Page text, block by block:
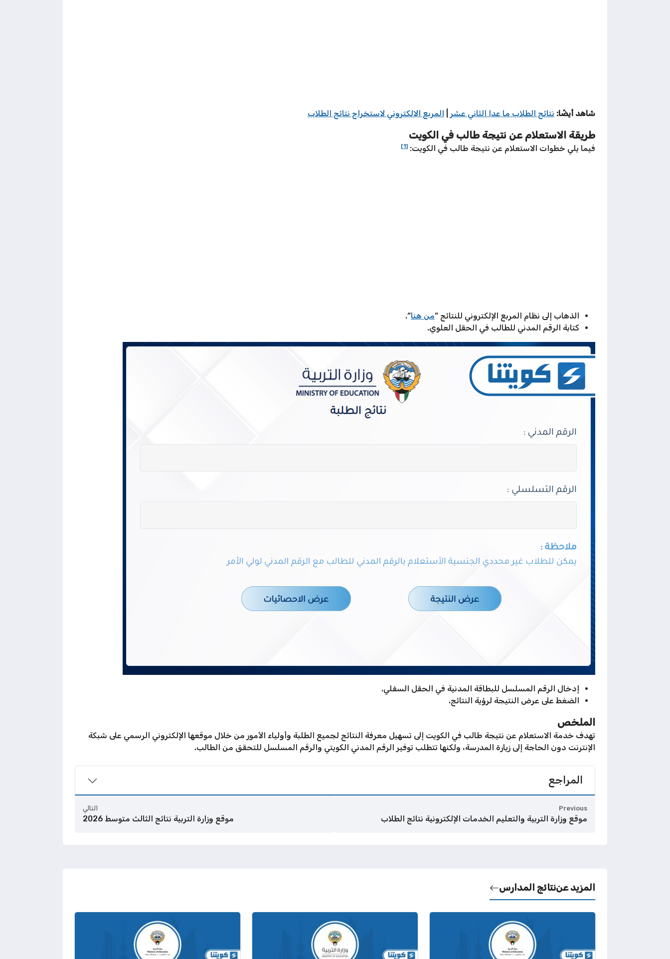
شاهد أيضًا: نتائج الطلاب ما عدا الثاني عشر المربع الالكتروني لاستخراج نتائج الطلاب
طريقة الاستعلام عن نتيجة طالب في الكويت
فيما يلي خطوات الاستعلام عن نتيجة طالب في الكويت: [1]
الذهاب إلى نظام المربع الإلكتروني للنتائج “من هنا“.
كتابة الرقم المدني للطالب في الحقل العلوي.
إدخال الرقم المسلسل للبطاقة المدنية في الحقل السفلي.
الضغط على عرض النتيجة لرؤية النتائج.
الملخص
تهدف خدمة الاستعلام عن نتيجة طالب في الكويت إلى تسهيل معرفة النتائج لجميع الطلبة وأولياء الأمور من خلال موقعها الإلكتروني الرسمي على شبكة
الإنترنت دون الحاجة إلى زيارة المدرسة، ولكنها تتطلب توفير الرقم المدني الكويتي والرقم المسلسل للتحقق من الطالب.
المراجع
Previous
موقع وزارة التربية والتعليم الخدمات الإلكترونية نتائج الطلاب
التالي
موقع وزارة التربية نتائج الثالث متوسط 2026
المزيد عننتائج المدارس